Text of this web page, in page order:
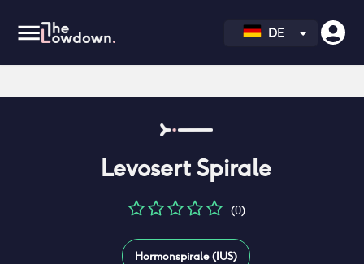
DE
Levosert Spirale
(0)
Hormonspirale (IUS)